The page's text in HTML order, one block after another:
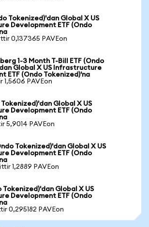
Tokenized)'dan Global X US
Development ETF (Ondo
0,137365 PAVEon
1-3 Month T-Bill ETF (Ondo
Global X US Infrastructure
ETF (Ondo Tokenized)'na
1,5606 PAVEon
Global X US
Development ETF (Ondo
5,9014 PAVEon
Tokenized)'dan Global X US
Development ETF (Ondo
1,2889 PAVEon
Tokenized)'dan Global X US
Development ETF (Ondo
0,295182 PAVEon